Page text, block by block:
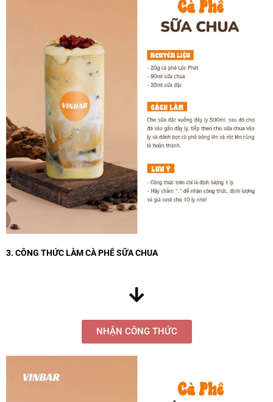
3. CÔNG THỨC LÀM CÀ PHÊ SỮA CHUA
NHẬN CÔNG THỨC